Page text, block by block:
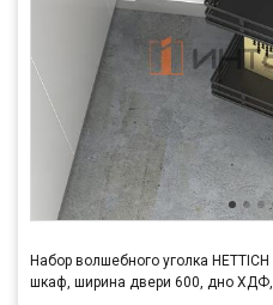
Набор волшебного уголка
шкаф, ширина двери 600, дно ХДФ,